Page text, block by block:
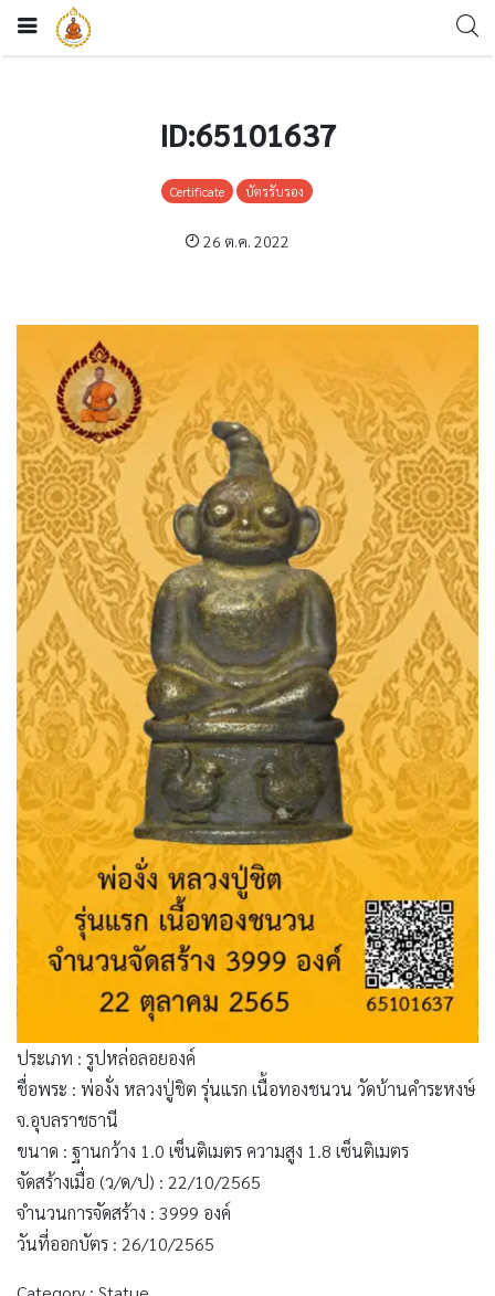
ID:65101637
Certificate บัตรรับรอง
26 ต.ค. 2022
ประเภท : รูปหล่อลอยองค์
ชื่อพระ : พ่องั่ง หลวงปู่ชิต รุ่นแรก เนื้อทองชนวน วัดบ้านคำระหงษ์
จ.อุบลราชธานี
ขนาด : ฐานกว้าง 1.0 เซ็นติเมตร ความสูง 1.8 เซ็นติเมตร
จัดสร้างเมื่อ (ว/ด/ป) : 22/10/2565
จำนวนการจัดสร้าง : 3999 องค์
วันที่ออกบัตร : 26/10/2565